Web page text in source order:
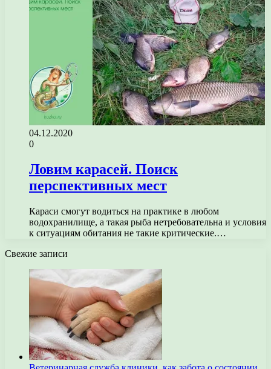
04.12.2020
0
Ловим карасей. Поиск
перспективных мест
Караси смогут водиться на практике в любом
водохранилище, а такая рыба нетребовательна и условия
к ситуациям обитания не такие критические.…
Свежие записи